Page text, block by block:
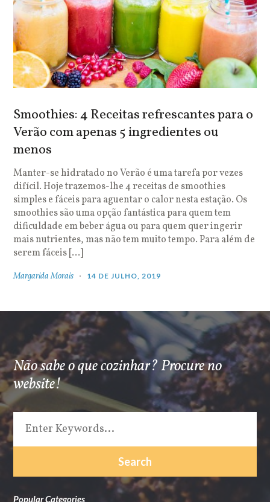
Smoothies: 4 Receitas refrescantes para o
Verão com apenas 5 ingredientes ou
menos
Manter-se hidratado no Verão é uma tarefa por vezes
difícil. Hoje trazemos-lhe 4 receitas de smoothies
simples e fáceis para aguentar o calor nesta estação. Os
smoothies são uma opção fantástica para quem tem
dificuldade em beber água ou para quem quer ingerir
mais nutrientes, mas não tem muito tempo. Para além de
serem fáceis […]
Margarida Morais 14 DE JULHO, 2019
Não sabe o que cozinhar? Procure no
website!
Popular Categories